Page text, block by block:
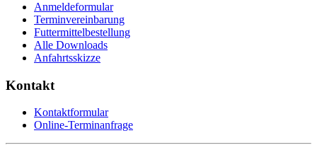
Anmeldeformular
Terminvereinbarung
Futtermittelbestellung
Alle Downloads
Anfahrtsskizze
Kontakt
Kontaktformular
Online-Terminanfrage